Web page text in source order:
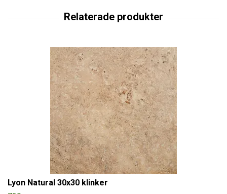
Lyon Natural 30x30 klinker